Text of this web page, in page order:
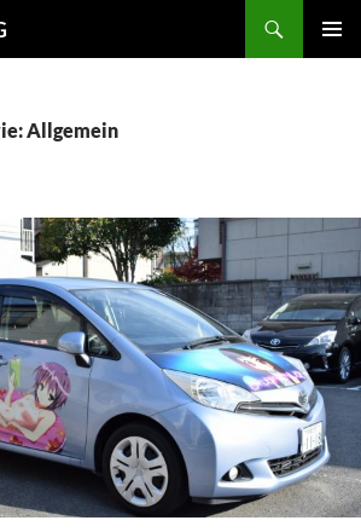
Allgemein